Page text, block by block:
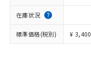
在庫状況
標準価格(税別) ¥ 3,400